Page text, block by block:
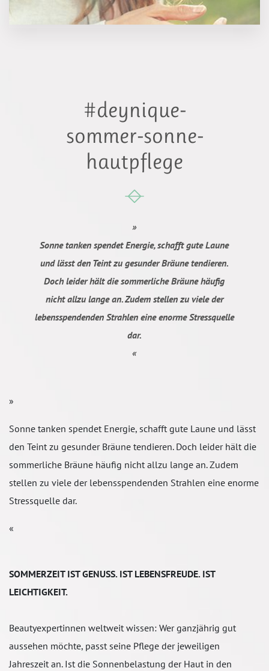
#deynique-
sommer-sonne-
hautpflege
»
Sonne tanken spendet Energie, schafft gute Laune
und lässt den Teint zu gesunder Bräune tendieren.
Doch leider hält die sommerliche Bräune häufig
nicht allzu lange an. Zudem stellen zu viele der
lebensspendenden Strahlen eine enorme Stressquelle
dar.
«
»
Sonne tanken spendet Energie, schafft gute Laune und lässt
den Teint zu gesunder Bräune tendieren. Doch leider hält die
sommerliche Bräune häufig nicht allzu lange an. Zudem
stellen zu viele der lebensspendenden Strahlen eine enorme
Stressquelle dar.
«
SOMMERZEIT IST GENUSS. IST LEBENSFREUDE. IST
LEICHTIGKEIT.
Beautyexpertinnen weltweit wissen: Wer ganzjährig gut
aussehen möchte, passt seine Pflege der jeweiligen
Jahreszeit an. Ist die Sonnenbelastung der Haut in den